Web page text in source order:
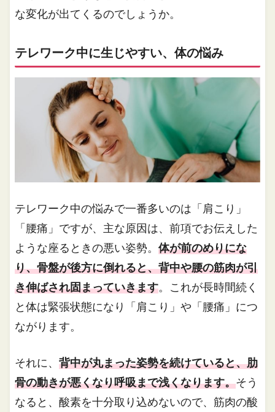
な変化が出てくるのでしょうか。
テレワーク中に生じやすい、体の悩み
テレワーク中の悩みで一番多いのは「肩こり」
「腰痛」ですが、主な原因は、前項でお伝えした
ような座るときの悪い姿勢。体が前のめりにな
り、骨盤が後方に倒れると、背中や腰の筋肉が引
き伸ばされ固まっていきます。これが長時間続く
と体は緊張状態になり「肩こり」や「腰痛」につ
ながります。
それに、背中が丸まった姿勢を続けていると、肋
骨の動きが悪くなり呼吸まで浅くなります。そう
なると、酸素を十分取り込めないので、筋肉の酸